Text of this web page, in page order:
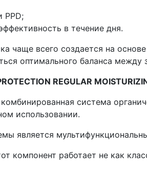
PPD;
в течение дня.
чаще всего создается на
оптимального баланса
REGULAR
система
использовании.
является
компонент работает не как